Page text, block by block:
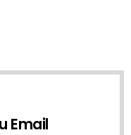
Email